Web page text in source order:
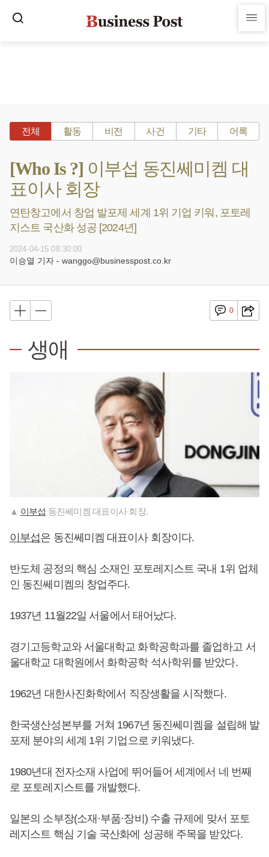
전체 활동 비전 사건 기타 어록
[Who Is ?] 이부섭 동진쎄미켐 대
표이사 회장
연탄창고에서 창업 발포제 세계 1위 기업 키워, 포토레
지스트 국산화 성공 [2024년]
2024-04-15 08:30:00
이승열 기자 - wanggo@businesspost.co.kr
0
생애
▲ 이부섭 동진쎄미켐 대표이사 회장.
이부섭은 동진쎄미켐 대표이사 회장이다.
반도체 공정의 핵심 소재인 포토레지스트 국내 1위 업체
인 동진쎄미켐의 창업주다.
1937년 11월22일 서울에서 태어났다.
경기고등학교와 서울대학교 화학공학과를 졸업하고 서
울대학교 대학원에서 화학공학 석사학위를 받았다.
1962년 대한사진화학에서 직장생활을 시작했다.
한국생산성본부를 거쳐 1967년 동진쎄미켐을 설립해 발
포제 분야의 세계 1위 기업으로 키워냈다.
1980년대 전자소재 사업에 뛰어들어 세계에서 네 번째
로 포토레지스트를 개발했다.
일본의 소부장(소재·부품·장비) 수출 규제에 맞서 포토
레지스트 핵심 기술 국산화에 성공해 주목을 받았다.